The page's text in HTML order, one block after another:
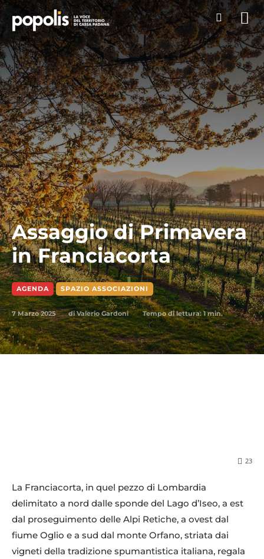
Assaggio di Primavera
in Franciacorta
AGENDA SPAZIO ASSOCIAZIONI
7 Marzo 2025 di Valerio Gardoni Tempo di lettura:1min.
23
La Franciacorta, in quel pezzo di Lombardia
delimitato a nord dalle sponde del Lago d’Iseo, a est
dal proseguimento delle Alpi Retiche, a ovest dal
fiume Oglio e a sud dal monte Orfano, striata dai
vigneti della tradizione spumantistica italiana, regala